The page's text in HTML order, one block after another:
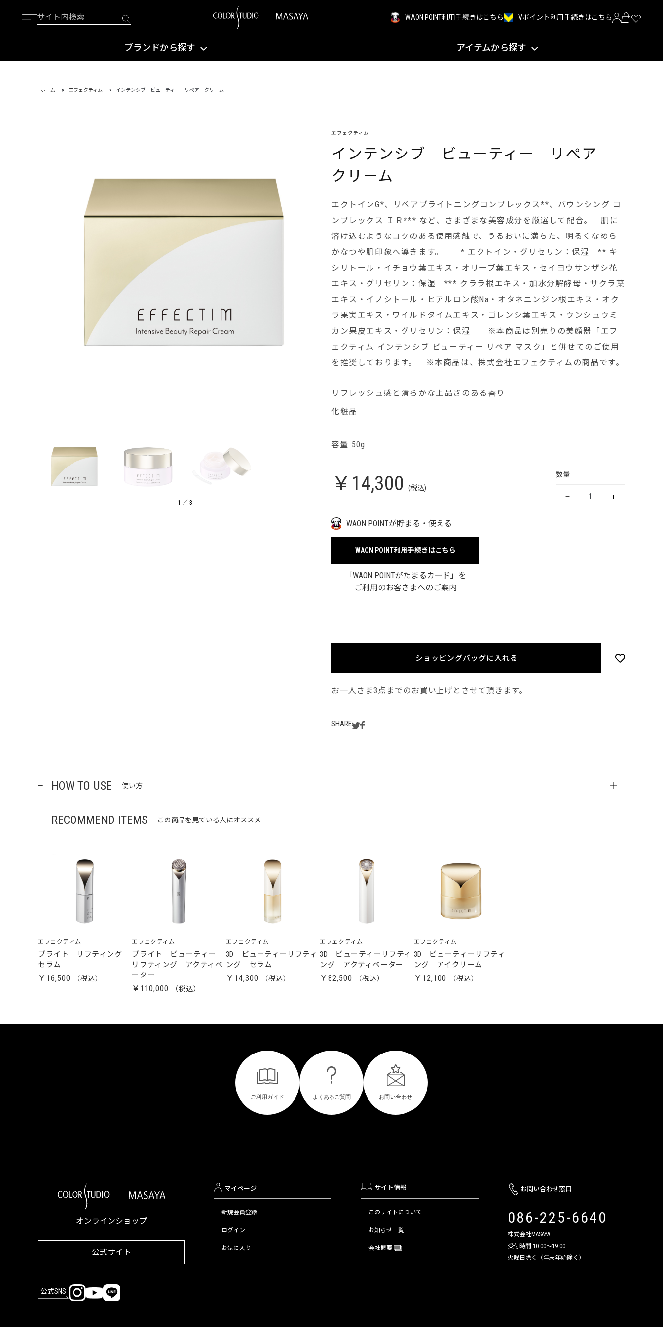
WAON POINT利用手続きはこちら Vポイント利用手続きはこちら
ブランドから探す アイテムから探す
ホーム エフェクティム インテンシブ ビューティー リぺア クリーム
1 ／ 3
エフェクティム
インテンシブ ビューティー リぺア
クリーム
エクトインG*、リペアブライトニングコンプレックス**、バウンシング コ
ンプレックス ＩＲ*** など、さまざまな美容成分を厳選して配合。 肌に
溶け込むようなコクのある使用感触で、うるおいに満ちた、明るくなめら
かなつや肌印象へ導きます。 * エクトイン・グリセリン：保湿 ** キ
シリトール・イチョウ葉エキス・オリーブ葉エキス・セイヨウサンザシ花
エキス・グリセリン：保湿 *** クララ根エキス・加水分解酵母・サクラ葉
エキス・イノシトール・ヒアルロン酸Na・オタネニンジン根エキス・オク
ラ果実エキス・ワイルドタイムエキス・ゴレンシ葉エキス・ウンシュウミ
カン果皮エキス・グリセリン：保湿 ※本商品は別売りの美顔器「エフ
ェクティム インテンシブ ビューティー リペア マスク」と併せてのご使用
を推奨しております。 ※本商品は、株式会社エフェクティムの商品です。
リフレッシュ感と清らかな上品さのある香り
化粧品
容量 :50g
￥14,300 (税込)
数量
WAON POINTが貯まる・使える
WAON POINT利用手続きはこちら
「WAON POINTがたまるカード」を
ご利用のお客さまへのご案内
ショッピングバッグに入れる
お一人さま3点までのお買い上げとさせて頂きます。
SHARE
HOW TO USE 使い方
RECOMMEND ITEMS この商品を見ている人にオススメ
エフェクティム
ブライト リフティング
セラム
￥16,500
エフェクティム
ブライト ビューティー
リフティング アクティベ
ーター
￥110,000
エフェクティム
3D ビューティーリフティ
ング セラム
￥14,300
エフェクティム
3D ビューティーリフティ
ング アクティベーター
￥82,500
エフェクティム
3D ビューティーリフティ
ング アイクリーム
￥12,100
オンラインショップ
公式サイト
公式SNS
マイページ
新規会員登録
ログイン
お気に入り
サイト情報
このサイトについて
お知らせ一覧
会社概要
お問い合わせ窓口
086-225-6640
株式会社MASAYA
受付時間 10:00～19:00
火曜日除く（年末年始除く）